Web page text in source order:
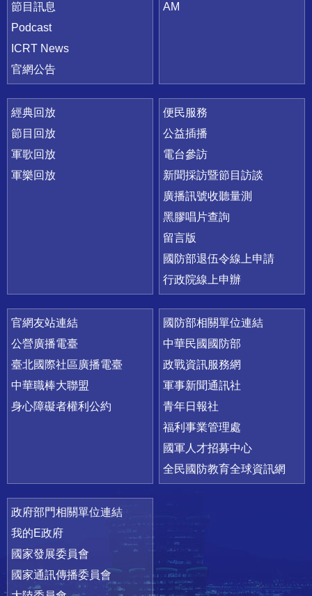
節目訊息
Podcast
ICRT News
官網公告
AM
經典回放
節目回放
軍歌回放
軍樂回放
便民服務
公益插播
電台參訪
新聞採訪暨節目訪談
廣播訊號收聽量測
黑膠唱片查詢
留言版
國防部退伍令線上申請
行政院線上申辦
官網友站連結
公營廣播電臺
臺北國際社區廣播電臺
中華職棒大聯盟
身心障礙者權利公約
國防部相關單位連結
中華民國國防部
政戰資訊服務網
軍事新聞通訊社
青年日報社
福利事業管理處
國軍人才招募中心
全民國防教育全球資訊網
政府部門相關單位連結
我的E政府
國家發展委員會
國家通訊傳播委員會